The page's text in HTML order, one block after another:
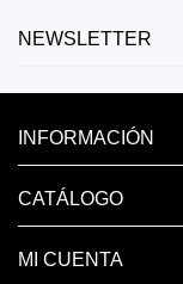
NEWSLETTER
INFORMACIÓN
CATÁLOGO
MI CUENTA